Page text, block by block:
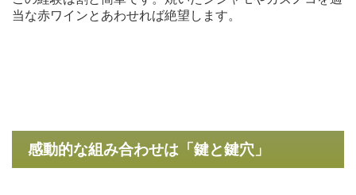
当な赤ワインとあわせれば絶望します。
感動的な組み合わせは「鍵と鍵穴」